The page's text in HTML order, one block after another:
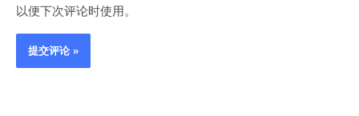
以便下次评论时使用。